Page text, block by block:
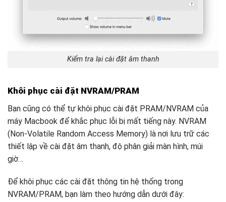
Kiểm tra lại cài đặt âm thanh
Khôi phục cài đặt NVRAM/PRAM
Bạn cũng có thể tự khôi phục cài đặt PRAM/NVRAM của
máy Macbook để khắc phục lỗi bị mất tiếng này. NVRAM
(Non-Volatile Random Access Memory) là nơi lưu trữ các
thiết lập về cài đặt âm thanh, độ phân giải màn hình, múi
giờ…
Để khôi phục các cài đặt thông tin hệ thống trong
NVRAM/PRAM, bạn làm theo hướng dẫn dưới đây: